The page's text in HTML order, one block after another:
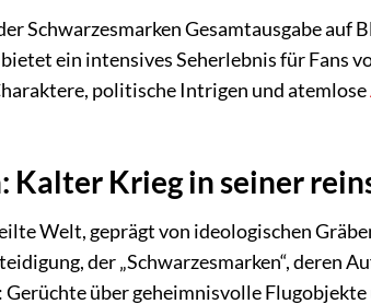
Schwarzesmarken Gesamtausgabe auf
ein intensives Seherlebnis für Fans
politische Intrigen und atemlose
Kalter Krieg in seiner
Welt, geprägt von ideologischen
der „Schwarzesmarken“, deren
über geheimnisvolle